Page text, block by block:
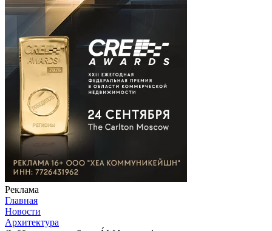
Реклама
Главная
Новости
Архитектура